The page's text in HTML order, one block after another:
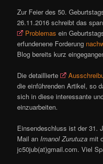
a
v
i
g
a
i
o
n
Zur Feier des 50.
26.11.2016 schreibt das
Problemas ein
erfundenene Forderung
Blog bereits kurz
Die detaillierte
die einführenden Artikel, so
sich in diese interessante
einzuarbeiten.
Einsendeschluss ist der 31.
Mail anImanol Zurutuza mit
jc50jub(at)gmail.com. Viel